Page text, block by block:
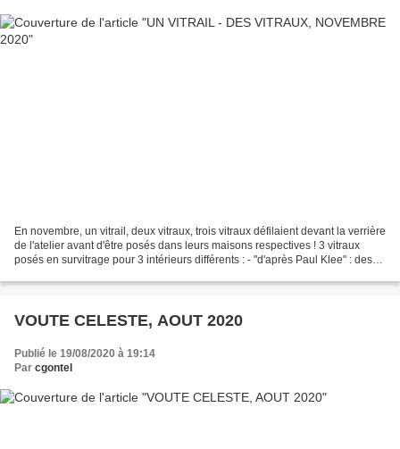
En novembre, un vitrail, deux vitraux, trois vitraux défilaient devant la verrière
de l'atelier avant d'être posés dans leurs maisons respectives ! 3 vitraux
posés en survitrage pour 3 intérieurs différents : - "d'après Paul Klee" : des
VOUTE CELESTE, AOUT 2020
Publié le 19/08/2020 à 19:14
Par cgontel